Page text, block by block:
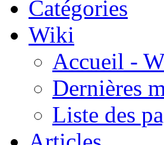
Catégories
Wiki
Accueil -
Dernières
Liste des